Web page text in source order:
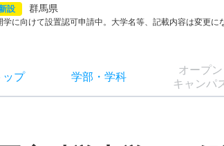
設 群馬県
に向けて設置認可申請中。大学名等、記載内容は変更に
ップ 学部 ・ 学科
オープン
キャンパ